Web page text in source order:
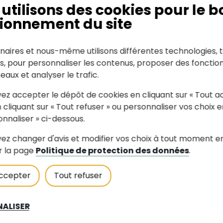
des cookies pour le
du site
et nous-même utilisons différentes technologies,
pour personnaliser les contenus, proposer des
et analyser le trafic.
accepter le dépôt de cookies en cliquant sur « Tout
sur « Tout refuser » ou personnaliser vos choix
» ci-dessous.
changer d'avis et modifier vos choix à tout moment
la page Politique de protection des données.
Tout refuser
et David GREAU
de l’endurance (VMA) et travail de la
des entraînements en fonction des
courtes comme le 5 km / 10 km jusqu’au
possible aux cross et à des compétitions
et 10.000 m).
communes le week-end
niveau débutante ou grande débutante
à la course à pied à partir de 16 ans le
à courir sans s'arrêter
courir un 5km, un 10km voir plus.
groupe pour se motiver
limité à 25 places.